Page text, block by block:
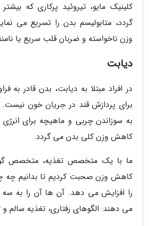
کلینیک مایو، تیروئید پرکاری که
گردد، متابولیسم بدن را تسریع می
وزن ناخواسته و ضربان قلب سریع یا
دیابت
در افراد مبتلا به دیابت، بدن قادر به
برای پردازش قند در جریان خون نیست.
به سوزاندن چربی و ماهیچه برای
کاهش وزن کلی بدن می گردد.
ما با یک متخصص تغذیه، متخصص
کاهش وزن صحبت کردیم تا بدانیم چه
را افزایش می دهد. آن ها آن را به
می دهند: الگوهای رفتاری، تغذیه سالم و